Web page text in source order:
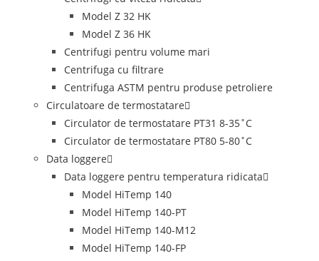
Model Z 32 HK
Model Z 36 HK
Centrifugi pentru volume mari
Centrifuga cu filtrare
Centrifuga ASTM pentru produse petroliere
Circulatoare de termostatare
Circulator de termostatare PT31 8-35˚C
Circulator de termostatare PT80 5-80˚C
Data loggere
Data loggere pentru temperatura ridicata
Model HiTemp 140
Model HiTemp 140-PT
Model HiTemp 140-M12
Model HiTemp 140-FP